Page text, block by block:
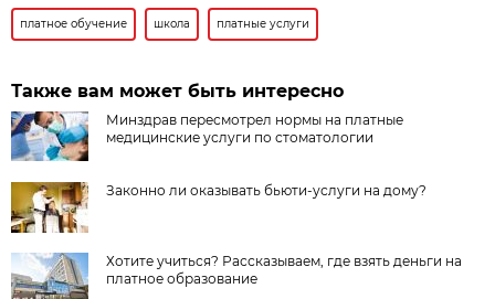
платное обучение школа платные услуги
Также вам может быть интересно
Минздрав пересмотрел нормы на платные
медицинские услуги по стоматологии
Законно ли оказывать бьюти-услуги на дому?
Хотите учиться? Рассказываем, где взять деньги на
платное образование